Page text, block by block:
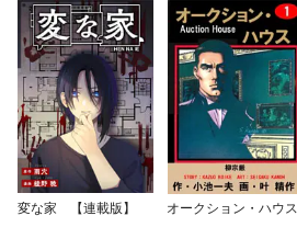
変な家 【連載版】 オークション・ハウス